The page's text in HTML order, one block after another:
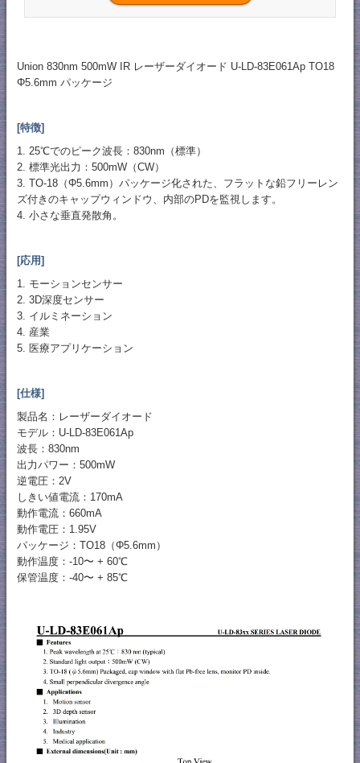
Union 830nm 500mW IR レーザーダイオード U-LD-83E061Ap TO18
Φ5.6mm パッケージ
[特徴]
1. 25℃でのピーク波長：830nm（標準）
2. 標準光出力：500mW（CW）
3. TO-18（Φ5.6mm）パッケージ化された、フラットな鉛フリーレン
ズ付きのキャップウィンドウ、内部のPDを監視します。
4. 小さな垂直発散角。
[応用]
1. モーションセンサー
2. 3D深度センサー
3. イルミネーション
4. 産業
5. 医療アプリケーション
[仕様]
製品名：レーザーダイオード
モデル：U-LD-83E061Ap
波長：830nm
出力パワー：500mW
逆電圧：2V
しきい値電流：170mA
動作電流：660mA
動作電圧：1.95V
パッケージ：TO18（Φ5.6mm）
動作温度：-10〜 + 60℃
保管温度：-40〜 + 85℃